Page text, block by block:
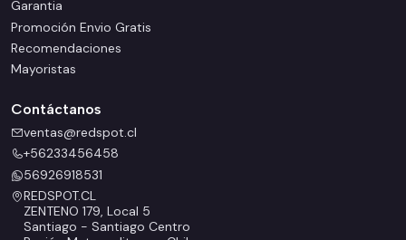
Garantia
Promoción Envio Gratis
Recomendaciones
Mayoristas
Contáctanos
ventas@redspot.cl
+56233456458
56926918531
REDSPOT.CL
ZENTENO 179, Local 5
Santiago - Santiago Centro